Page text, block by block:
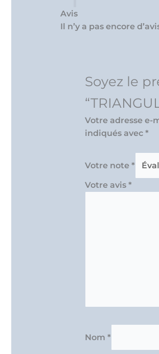
Avis
Il n’y a pas encore
Soyez le
Votre adresse e-
indiqués avec *
Votre note *
Votre avis *
Nom *